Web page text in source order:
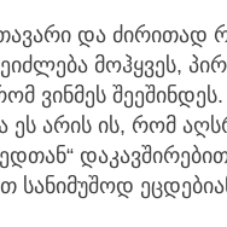
და ძირითად
მოჰყვეს,
ვინმეს
ეს არის ის, რომ
სანიმუშოდ